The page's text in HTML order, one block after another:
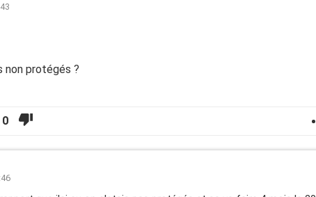
non protégés ?
0